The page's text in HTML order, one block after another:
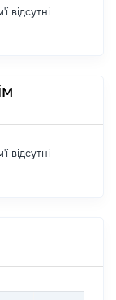
відсутні
відсутні